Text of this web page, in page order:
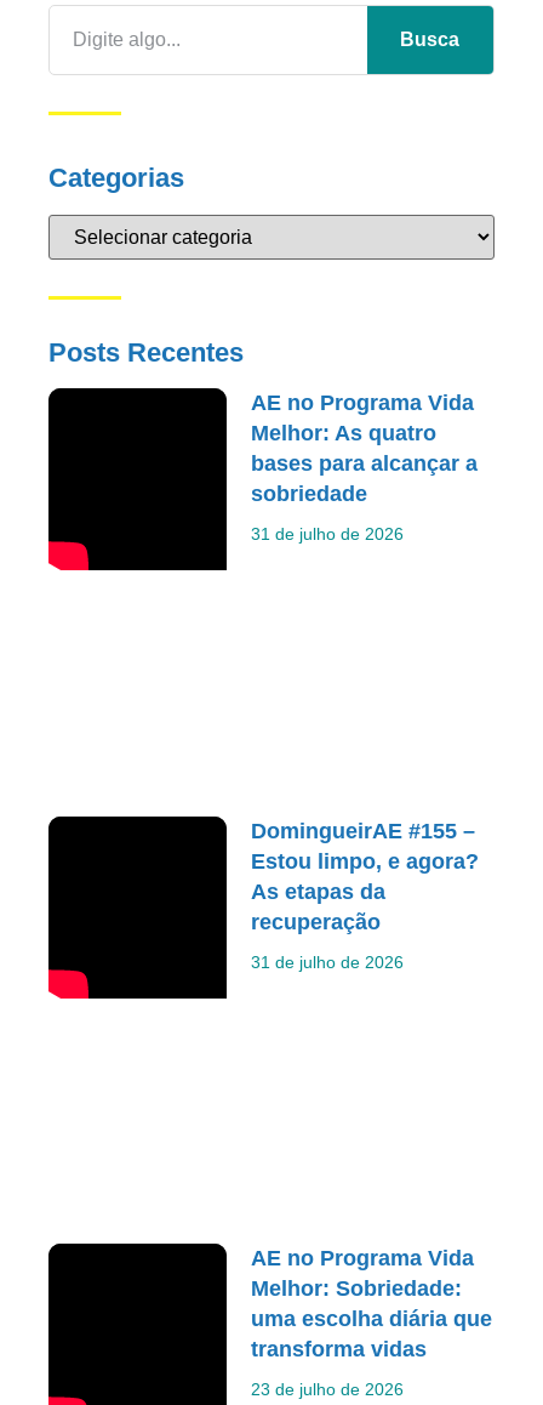
Busca
Categorias
Posts Recentes
AE no Programa Vida
Melhor: As quatro
bases para alcançar a
sobriedade
31 de julho de 2026
DomingueirAE #155 –
Estou limpo, e agora?
As etapas da
recuperação
31 de julho de 2026
AE no Programa Vida
Melhor: Sobriedade:
uma escolha diária que
transforma vidas
23 de julho de 2026